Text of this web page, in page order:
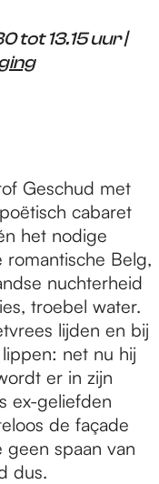
tot 13.15 uur |
Geschud met
cabaret
het nodige
romantische Belg,
nuchterheid
troebel water.
lijden en bij
net nu hij
er in zijn
ex-geliefden
de façade
geen spaan van
dus.